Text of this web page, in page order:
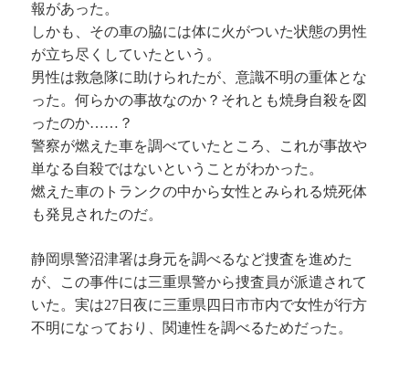
報があった。
しかも、その車の脇には体に火がついた状態の男性
が立ち尽くしていたという。
男性は救急隊に助けられたが、意識不明の重体とな
った。何らかの事故なのか？それとも焼身自殺を図
ったのか……？
警察が燃えた車を調べていたところ、これが事故や
単なる自殺ではないということがわかった。
燃えた車のトランクの中から女性とみられる焼死体
も発見されたのだ。
静岡県警沼津署は身元を調べるなど捜査を進めた
が、この事件には三重県警から捜査員が派遣されて
いた。実は27日夜に三重県四日市市内で女性が行方
不明になっており、関連性を調べるためだった。